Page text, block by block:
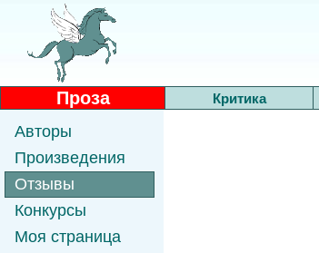
Проза Критика
Авторы
Произведения
Отзывы
Конкурсы
Моя страница